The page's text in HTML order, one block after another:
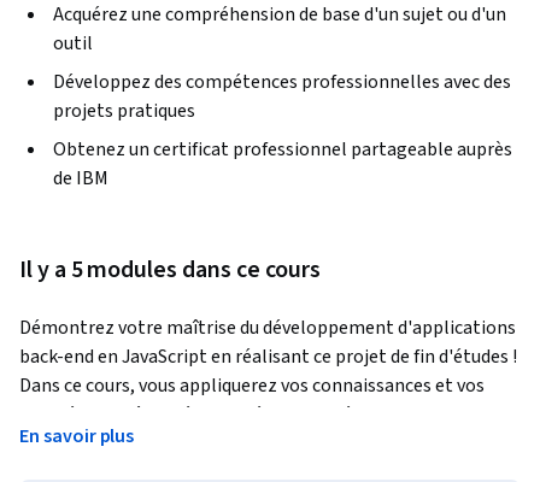
Acquérez une compréhension de base d'un sujet ou d'un
outil
Développez des compétences professionnelles avec des
projets pratiques
Obtenez un certificat professionnel partageable auprès
de IBM
Il y a 5 modules dans ce cours
Démontrez votre maîtrise du développement d'applications
back-end en JavaScript en réalisant ce projet de fin d'études !
Dans ce cours, vous appliquerez vos connaissances et vos
compétences à un défi inspiré de la vie réelle et utiliserez
votre expertise pour développer une solution réussie.
En savoir plus